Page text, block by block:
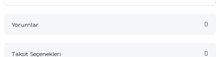
Yorumlar
Taksit Seçenekleri